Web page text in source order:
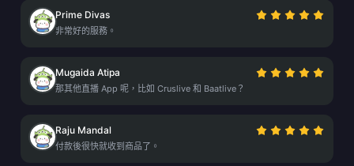
Prime Divas
非常好的服務。
Mugaida Atipa
那其他直播 App 呢，比如 Cruslive 和 Baatlive？
Raju Mandal
付款後很快就收到商品了。